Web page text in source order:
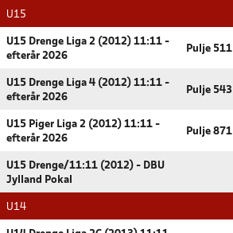
U15
U15 Drenge Liga 2 (2012) 11:11 -
efterår 2026
Pulje 511
U15 Drenge Liga 4 (2012) 11:11 -
efterår 2026
Pulje 543
U15 Piger Liga 2 (2012) 11:11 -
efterår 2026
Pulje 871
U15 Drenge/11:11 (2012) - DBU
Jylland Pokal
U14